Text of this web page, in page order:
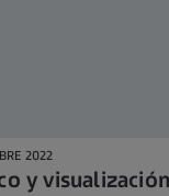
2022
y visualización